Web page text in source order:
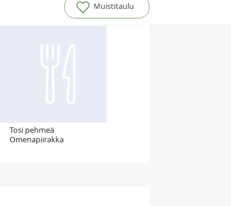
Muistitaulu
Tosi pehmeä
Omenapiirakka